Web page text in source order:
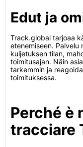
Edut ja
Track.global tarjoaa
etenemiseen.
kuljetuksen tilan,
toimitusajan. Näin
tarkemmin ja
toimituksessa.
Perché è
tracciare